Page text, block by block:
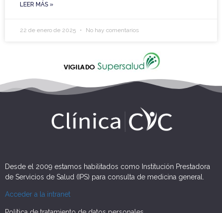
LEER MÁS »
22 de enero de 2025 No hay comentarios
Desde el 2009 estamos habilitados como Institución Prestadora
de Servicios de Salud (IPS) para consulta de medicina general.
Acceder a la intranet